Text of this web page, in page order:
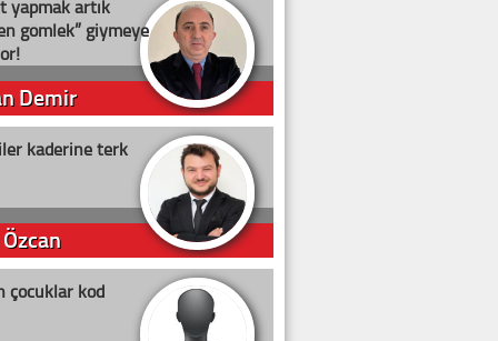
yapmak artık
gömlek” giymeye
Demir
kaderine terk
çocuklar kod